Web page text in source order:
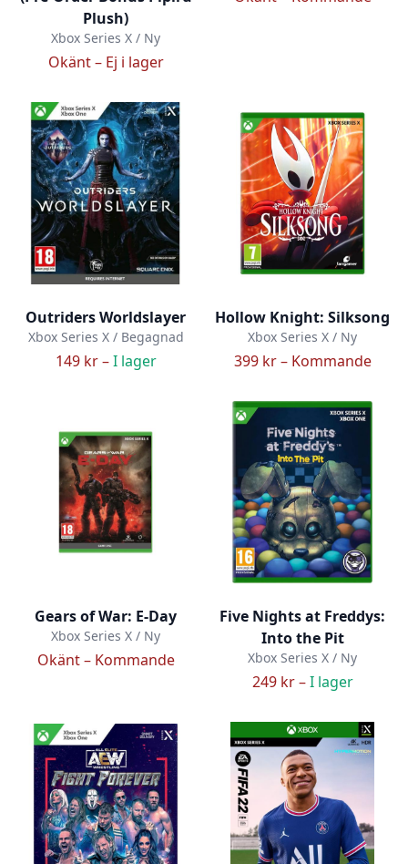
Plush)
Xbox Series X / Ny
Okänt – Ej i lager
Outriders Worldslayer
Xbox Series X / Begagnad
149 kr –I lager
Hollow Knight: Silksong
Xbox Series X / Ny
399 kr – Kommande
Gears of War: E-Day
Xbox Series X / Ny
Okänt – Kommande
Five Nights at Freddys:
Into the Pit
Xbox Series X / Ny
249 kr –I lager